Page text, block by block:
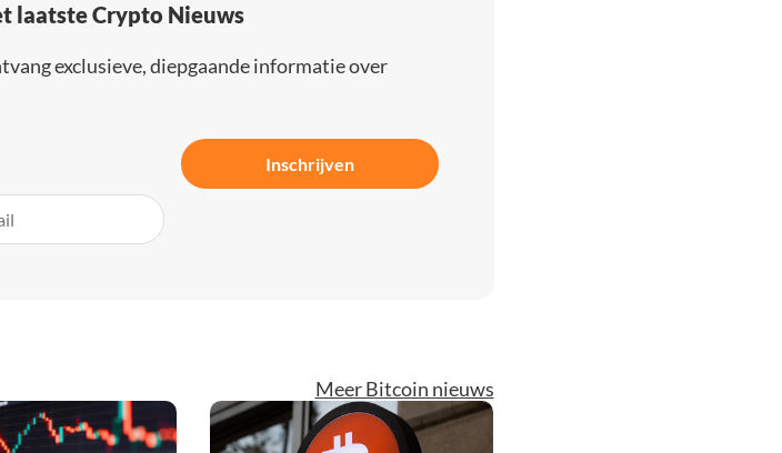
laatste Crypto Nieuws
exclusieve, diepgaande informatie over
Inschrijven
Meer Bitcoin nieuws